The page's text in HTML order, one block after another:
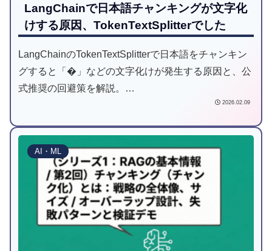
LangChainで日本語チャンキングが文字化
けする原因、TokenTextSplitterでした
LangChainのTokenTextSplitterで日本語をチャンキン
グすると「�」などの文字化けが発生する原因と、公
式推奨の回避策を解説。
RecursiveCharacterTextSplitter/CharacterTextSplitter.fr
を掲載。
2026.02.09
AI・ML